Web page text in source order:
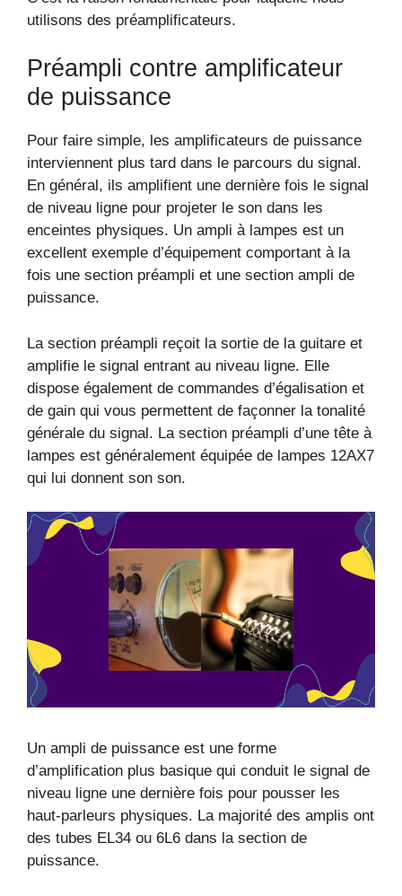
utilisons des préamplificateurs.
Préampli contre amplificateur
de puissance
Pour faire simple, les amplificateurs de puissance
interviennent plus tard dans le parcours du signal.
En général, ils amplifient une dernière fois le signal
de niveau ligne pour projeter le son dans les
enceintes physiques. Un ampli à lampes est un
excellent exemple d’équipement comportant à la
fois une section préampli et une section ampli de
puissance.
La section préampli reçoit la sortie de la guitare et
amplifie le signal entrant au niveau ligne. Elle
dispose également de commandes d’égalisation et
de gain qui vous permettent de façonner la tonalité
générale du signal. La section préampli d’une tête à
lampes est généralement équipée de lampes 12AX7
qui lui donnent son son.
Un ampli de puissance est une forme
d’amplification plus basique qui conduit le signal de
niveau ligne une dernière fois pour pousser les
haut-parleurs physiques. La majorité des amplis ont
des tubes EL34 ou 6L6 dans la section de
puissance.